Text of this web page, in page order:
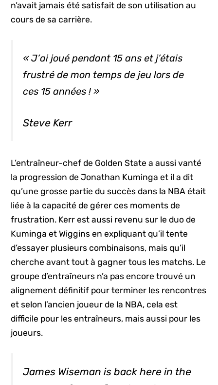
n’avait jamais été satisfait de son utilisation au
cours de sa carrière.
« J’ai joué pendant 15 ans et j’étais
frustré de mon temps de jeu lors de
ces 15 années ! »
Steve Kerr
L’entraîneur-chef de Golden State a aussi vanté
la progression de Jonathan Kuminga et il a dit
qu’une grosse partie du succès dans la NBA était
liée à la capacité de gérer ces moments de
frustration. Kerr est aussi revenu sur le duo de
Kuminga et Wiggins en expliquant qu’il tente
d’essayer plusieurs combinaisons, mais qu’il
cherche avant tout à gagner tous les matchs. Le
groupe d’entraîneurs n’a pas encore trouvé un
alignement définitif pour terminer les rencontres
et selon l’ancien joueur de la NBA, cela est
difficile pour les entraîneurs, mais aussi pour les
joueurs.
James Wiseman is back here in the